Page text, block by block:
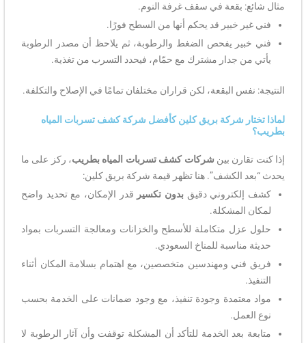
مثال شائع: بقعة في سقف غرفة النوم.
فني غير خبير قد يحكم أنها من السطح فورًا.
فني خبير يفحص الضغط والرطوبة، ثم يلاحظ أن مصدر الرطوبة
يأتي من جدار مشترك مع حمّام، فيحدد التسرب من تغذية.
النتيجة: نفس البقعة، لكن قراران مختلفان تمامًا في الإصلاح والتكلفة.
لماذا تختار شركة بريق كلين كأفضل شركة كشف تسربات المياه
بطريب؟
إذا كنت تقارن بين شركات كشف تسربات المياه بطريب، ركز على ما
يحدث “بعد الكشف”. هنا تظهر قيمة شركة بريق كلين:
كشف إلكتروني دقيقبدون تكسير قدر الإمكان، مع تحديد واضح
لمكان المشكلة.
حلول عزل متكاملة للأسطح والخزانات ومعالجة التسربات بمواد
حديثة مناسبة للمناخ السعودي.
فريق فني ومهندسين متخصصين، مع اهتمام بسلامة المكان أثناء
التنفيذ.
مواد معتمدة وجودة تنفيذ، مع وجود ضمانات على الخدمة بحسب
نوع العمل.
متابعة بعد الخدمة للتأكد أن المشكلة توقفت وأن آثار الرطوبة لا